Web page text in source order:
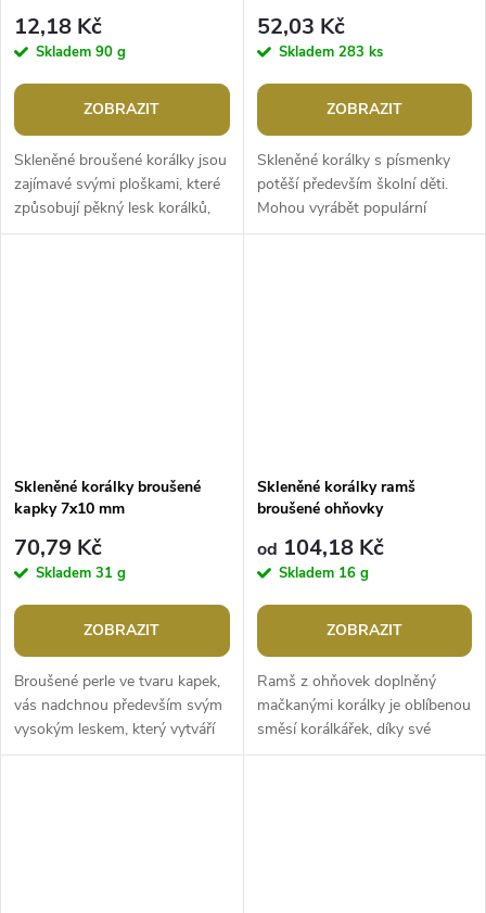
12,18 Kč
Skladem 90 g
ZOBRAZIT
Skleněné broušené korálky jsou
zajímavé svými ploškami, které
způsobují pěkný lesk korálků,
přestože jsou spíše matné,
52,03 Kč
Skladem 283 ks
ZOBRAZIT
Skleněné korálky s písmenky
potěší především školní děti.
Mohou vyrábět populární
náramky přátelství se jménem
Skleněné korálky broušené
kapky 7x10 mm
70,79 Kč
Skladem 31 g
ZOBRAZIT
Broušené perle ve tvaru kapek,
vás nadchnou především svým
vysokým leskem, který vytváří
dojem luxusu. Některé kapky
Skleněné korálky ramš
broušené ohňovky
od 104,18 Kč
Skladem 16 g
ZOBRAZIT
Ramš z ohňovek doplněný
mačkanými korálky je oblíbenou
směsí korálkářek, díky své
tvarové i barevné pestrosti.